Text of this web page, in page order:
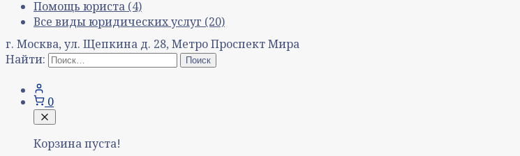
Помощь юриста (4)
Все виды юридических услуг (20)
г. Москва, ул. Щепкина д. 28, Метро Проспект Мира
Найти:
0
Корзина пуста!